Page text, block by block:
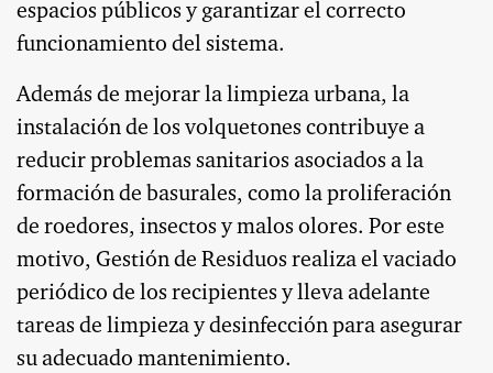
espacios públicos y garantizar el correcto
funcionamiento del sistema.
Además de mejorar la limpieza urbana, la
instalación de los volquetones contribuye a
reducir problemas sanitarios asociados a la
formación de basurales, como la proliferación
de roedores, insectos y malos olores. Por este
motivo, Gestión de Residuos realiza el vaciado
periódico de los recipientes y lleva adelante
tareas de limpieza y desinfección para asegurar
su adecuado mantenimiento.